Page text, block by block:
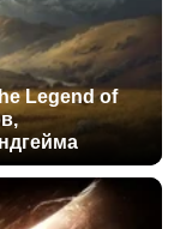
Legend of